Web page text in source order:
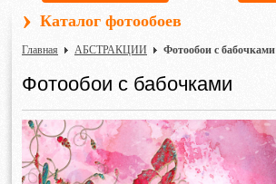
› Каталог фотообоев
Главная АБСТРАКЦИИ Фотообои с бабочками
Фотообои с бабочками